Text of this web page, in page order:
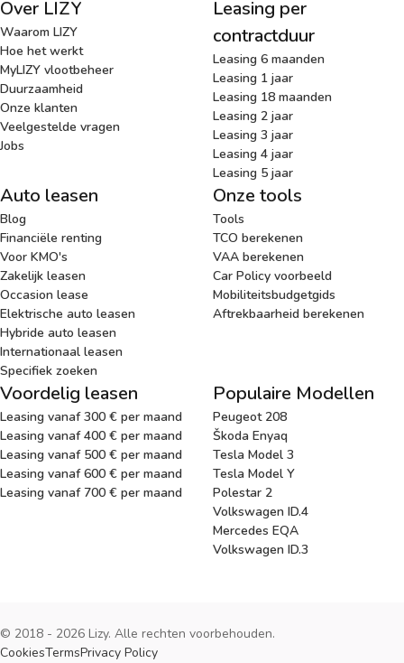
Over LIZY
Waarom LIZY
Hoe het werkt
MyLIZY vlootbeheer
Duurzaamheid
Onze klanten
Veelgestelde vragen
Jobs
Leasing per
contractduur
Leasing 6 maanden
Leasing 1 jaar
Leasing 18 maanden
Leasing 2 jaar
Leasing 3 jaar
Leasing 4 jaar
Leasing 5 jaar
Auto leasen
Blog
Financiële renting
Voor KMO's
Zakelijk leasen
Occasion lease
Elektrische auto leasen
Hybride auto leasen
Internationaal leasen
Specifiek zoeken
Onze tools
Tools
TCO berekenen
VAA berekenen
Car Policy voorbeeld
Mobiliteitsbudgetgids
Aftrekbaarheid berekenen
Voordelig leasen
Leasing vanaf 300 € per maand
Leasing vanaf 400 € per maand
Leasing vanaf 500 € per maand
Leasing vanaf 600 € per maand
Leasing vanaf 700 € per maand
Populaire Modellen
Peugeot 208
Škoda Enyaq
Tesla Model 3
Tesla Model Y
Polestar 2
Volkswagen ID.4
Mercedes EQA
Volkswagen ID.3
© 2018 - 2026 Lizy. Alle rechten voorbehouden.
CookiesTermsPrivacy Policy